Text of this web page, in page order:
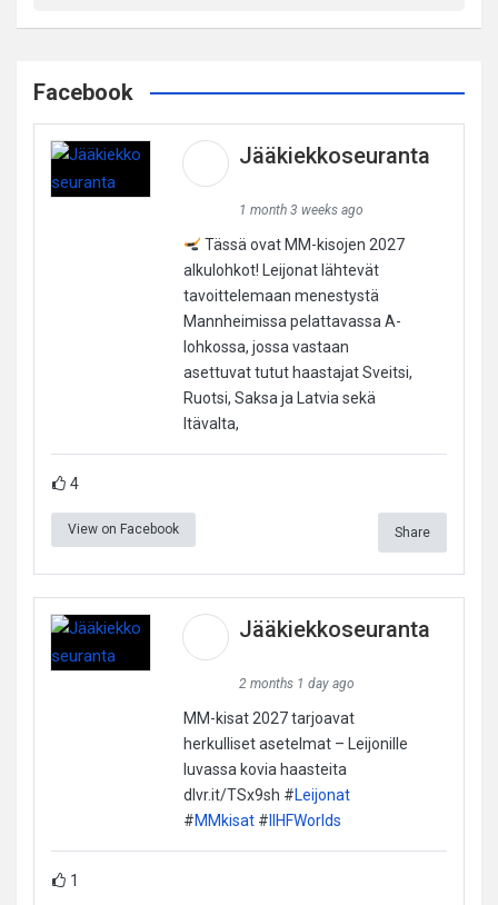
Facebook
Jääkiekkoseuranta
1 month 3 weeks ago
Tässä ovat MM-kisojen 2027
alkulohkot! Leijonat lähtevät
tavoittelemaan menestystä
Mannheimissa pelattavassa A-
lohkossa, jossa vastaan
asettuvat tutut haastajat Sveitsi,
Ruotsi, Saksa ja Latvia sekä
Itävalta,
4
View on Facebook Share
Jääkiekkoseuranta
2 months 1 day ago
MM-kisat 2027 tarjoavat
herkulliset asetelmat – Leijonille
luvassa kovia haasteita
dlvr.it/TSx9sh #Leijonat
#MMkisat#IIHFWorlds
1